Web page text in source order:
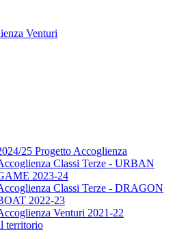
Venturi
25 Progetto Accoglienza
Classi Terze - URBAN
2023-24
Classi Terze - DRAGON
2022-23
Venturi 2021-22
territorio